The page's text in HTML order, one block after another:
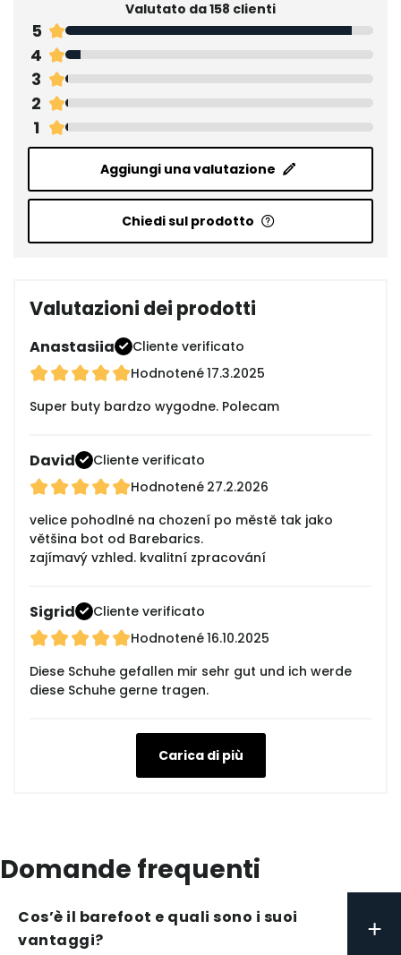
Valutato da 158 clienti
5
4
3
2
1
Aggiungi una valutazione
Chiedi sul prodotto
Valutazioni dei prodotti
Anastasiia
Cliente verificato
Hodnotené17.3.2025
Super buty bardzo wygodne. Polecam
David
Cliente verificato
Hodnotené 27.2.2026
velice pohodlné na chození po městě tak jako
většina bot od Barebarics.
zajímavý vzhled. kvalitní zpracování
Sigrid
Cliente verificato
Hodnotené16.10.2025
Diese Schuhe gefallen mir sehr gut und ich werde
diese Schuhe gerne tragen.
Carica di più
Domande frequenti
Cos’è il barefoot e quali sono i suoi
vantaggi?
+